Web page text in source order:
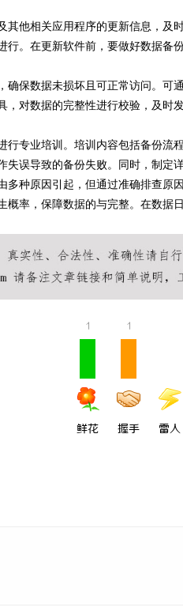
其他相关应用程序的更新信息，
行。在更新软件前，要做好数据备
确保数据未损坏且可正常访问。
，对数据的完整性进行校验，及时
行专业培训。培训内容包括备份
失误导致的备份失败。同时，制定
多种原因引起，但通过准确排查原
概率，保障数据的与完整。在数
1
鲜花
1
握手 雷人